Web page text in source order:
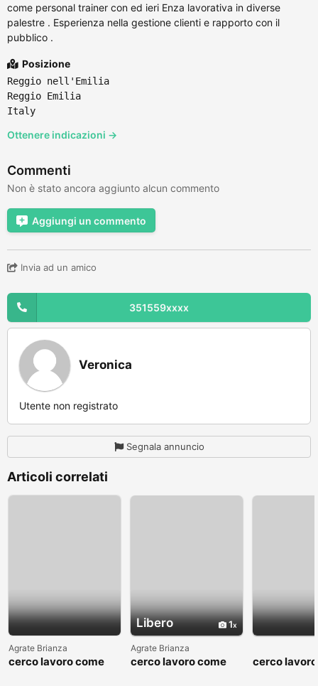
come personal trainer con ed ieri Enza lavorativa in diverse
palestre . Esperienza nella gestione clienti e rapporto con il
pubblico .
Posizione
Reggio nell'Emilia
Reggio Emilia
Italy
Ottenere indicazioni →
Commenti
Non è stato ancora aggiunto alcun commento
Aggiungi un commento
Invia ad un amico
351559xxxx
Veronica
Utente non registrato
Segnala annuncio
Articoli correlati
Agrate Brianza
cerco lavoro come
Libero 1
Agrate Brianza
cerco lavoro come
cerco